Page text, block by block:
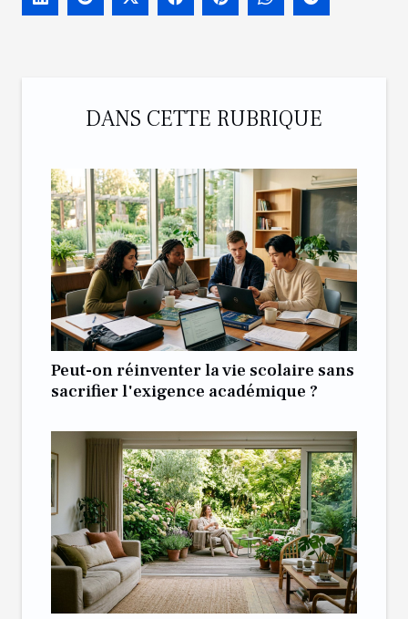
DANS CETTE RUBRIQUE
Peut-on réinventer la vie scolaire sans
sacrifier l'exigence académique ?